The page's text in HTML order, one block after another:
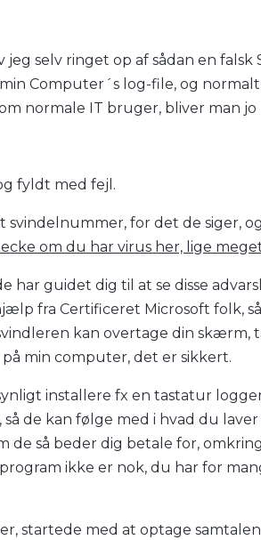
jeg selv ringet op af sådan en
Computer´s log-file, og
normale IT bruger, bliver man
fyldt med fejl.
svindelnummer, for det de siger,
om du har virus her, lige
har guidet dig til at se disse
fra Certificeret Microsoft folk,
kan overtage din skærm,
min computer, det er sikkert.
installere fx en tastatur
de kan følge med i hvad du
de så beder dig betale for,
ikke er nok, du har for
startede med at optage